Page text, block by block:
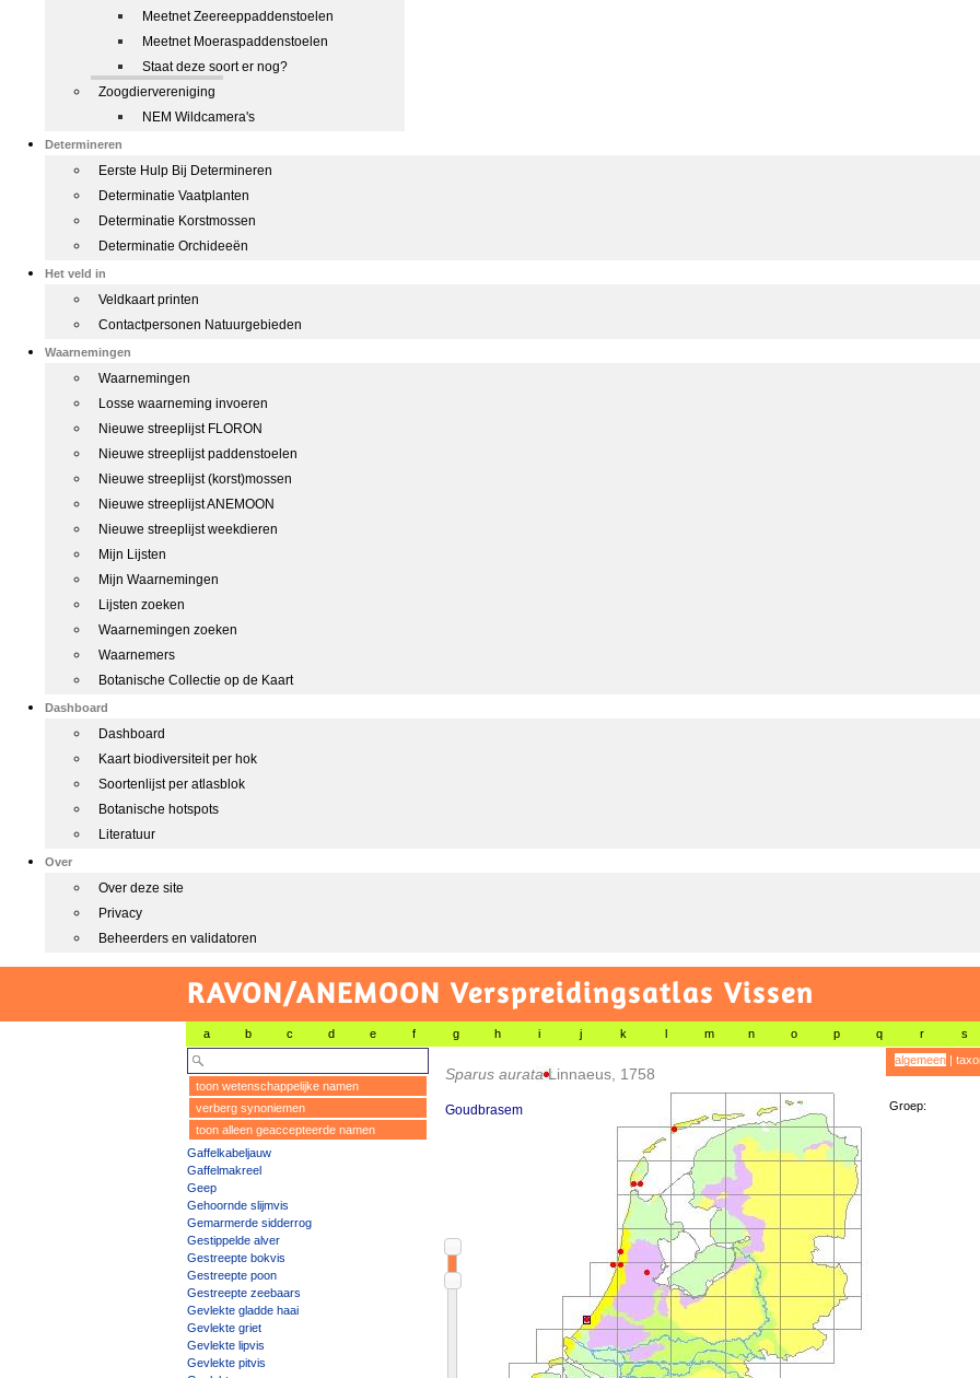
Meetnet Zeereeppaddenstoelen
Meetnet Moeraspaddenstoelen
Staat deze soort er nog?
Zoogdiervereniging
NEM Wildcamera's
Determineren
Eerste Hulp Bij Determineren
Determinatie Vaatplanten
Determinatie Korstmossen
Determinatie Orchideeën
Het veld in
Veldkaart printen
Contactpersonen Natuurgebieden
Waarnemingen
Waarnemingen
Losse waarneming invoeren
Nieuwe streeplijst FLORON
Nieuwe streeplijst paddenstoelen
Nieuwe streeplijst (korst)mossen
Nieuwe streeplijst ANEMOON
Nieuwe streeplijst weekdieren
Mijn Lijsten
Mijn Waarnemingen
Lijsten zoeken
Waarnemingen zoeken
Waarnemers
Botanische Collectie op de Kaart
Dashboard
Dashboard
Kaart biodiversiteit per hok
Soortenlijst per atlasblok
Botanische hotspots
Literatuur
Over
Over deze site
Privacy
Beheerders en validatoren
RAVON/ANEMOON Verspreidingsatlas Vissen
a b c d e f g h i j k l m n o p q r s
toon wetenschappelijke namen
verberg synoniemen
toon alleen geaccepteerde namen
Gaffelkabeljauw
Gaffelmakreel
Geep
Gehoornde slijmvis
Gemarmerde sidderrog
Gestippelde alver
Gestreepte bokvis
Gestreepte poon
Gestreepte zeebaars
Gevlekte gladde haai
Gevlekte griet
Gevlekte lipvis
Gevlekte pitvis
Sparus aurataLinnaeus, 1758
Goudbrasem
algemeen|
Groep: